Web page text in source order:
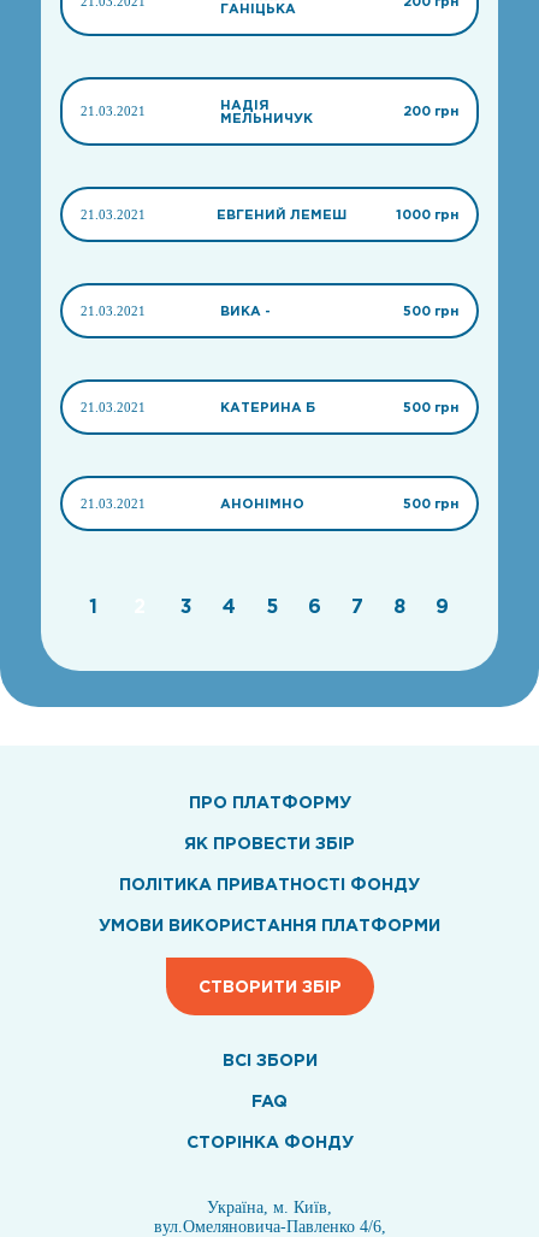
ГАНІЦЬКА
21.03.2021
НАДІЯ
МЕЛЬНИЧУК
200 грн
21.03.2021 ЕВГЕНИЙ ЛЕМЕШ 1000 грн
21.03.2021 ВИКА - 500 грн
21.03.2021 КАТЕРИНА Б 500 грн
21.03.2021 АНОНІМНО 500 грн
1 3 4 5 6 7 8 9
ПРО ПЛАТФОРМУ
ЯК ПРОВЕСТИ ЗБІР
ПОЛІТИКА ПРИВАТНОСТІ ФОНДУ
УМОВИ ВИКОРИСТАННЯ ПЛАТФОРМИ
СТВОРИТИ ЗБІР
ВСI ЗБОРИ
FAQ
СТОРІНКА ФОНДУ
Україна, м. Київ,
вул.Омеляновича-Павленко 4/6,